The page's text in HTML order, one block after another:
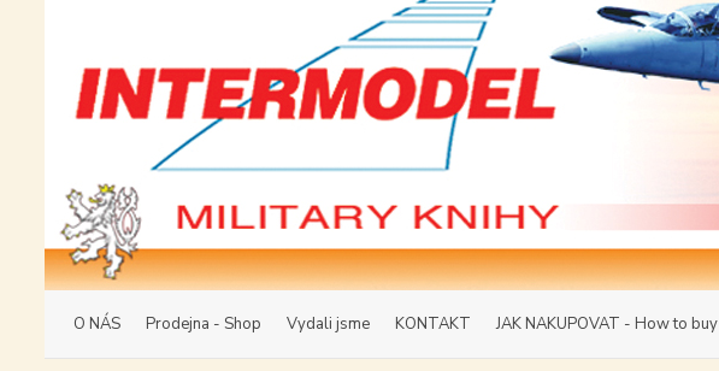
O NÁS Prodejna - Shop Vydali jsme KONTAKT JAK NAKUPOVAT - How to buy